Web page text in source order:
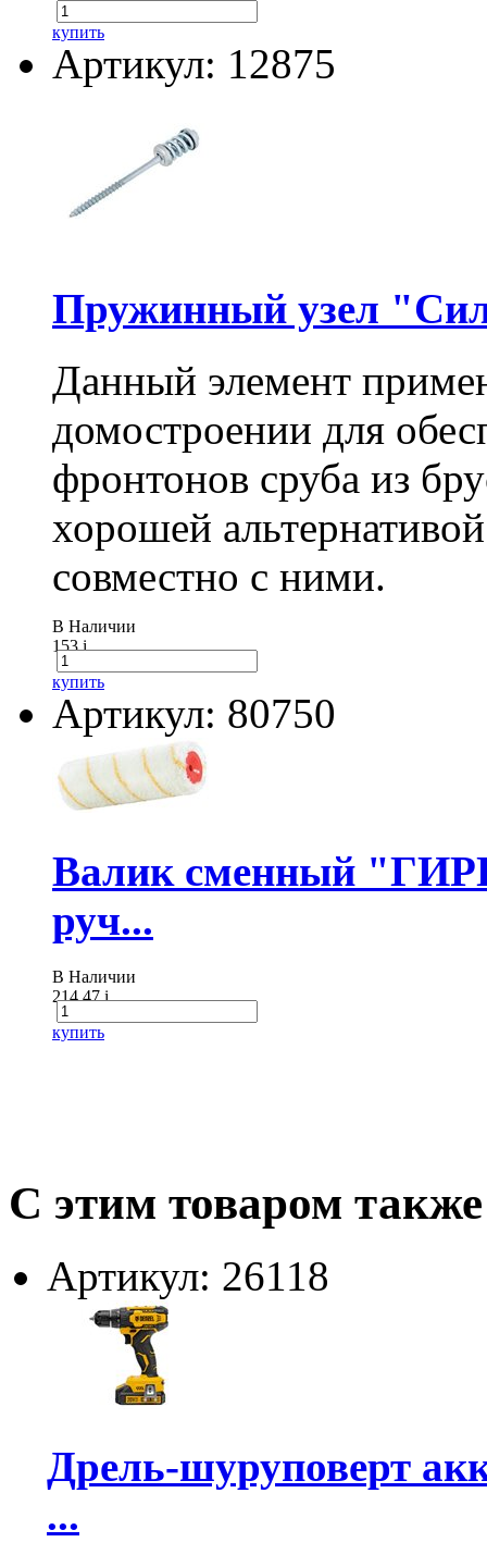
купить
Артикул: 12875
Пружинный узел
Данный элемент
домостроении для
фронтонов сруба из
хорошей
совместно с ними.
В Наличии
153i
купить
Артикул: 80750
Валик сменный
руч...
В Наличии
214.47i
купить
С этим товаром
Артикул: 26118
Дрель-шуруповерт
...